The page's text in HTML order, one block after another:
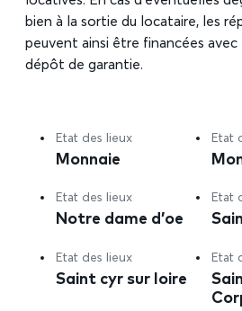
bien à la sortie du locataire, les
peuvent ainsi être financées avec
dépôt de garantie.
Etat des lieux
Monnaie
Etat
Etat des lieux
Notre dame d’oe
Etat
Etat des lieux
Saint cyr sur loire
Etat